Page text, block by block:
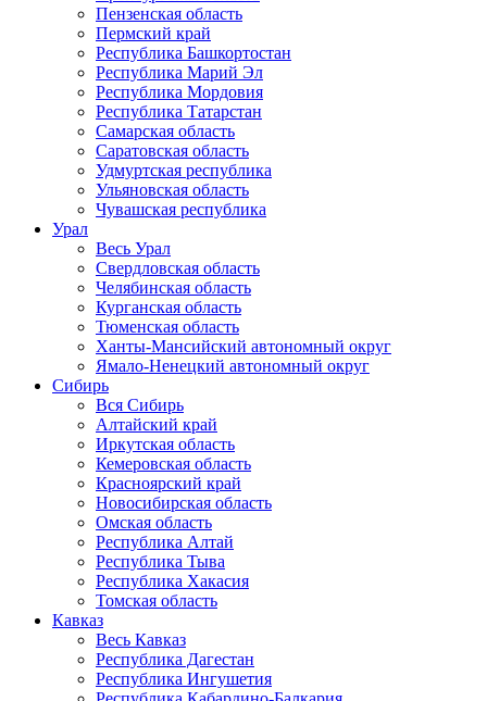
Пензенская область
Пермский край
Республика Башкортостан
Республика Марий Эл
Республика Мордовия
Республика Татарстан
Самарская область
Саратовская область
Удмуртская республика
Ульяновская область
Чувашская республика
Урал
Весь Урал
Свердловская область
Челябинская область
Курганская область
Тюменская область
Ханты-Мансийский автономный округ
Ямало-Ненецкий автономный округ
Сибирь
Вся Сибирь
Алтайский край
Иркутская область
Кемеровская область
Красноярский край
Новосибирская область
Омская область
Республика Алтай
Республика Тыва
Республика Хакасия
Томская область
Кавказ
Весь Кавказ
Республика Дагестан
Республика Ингушетия